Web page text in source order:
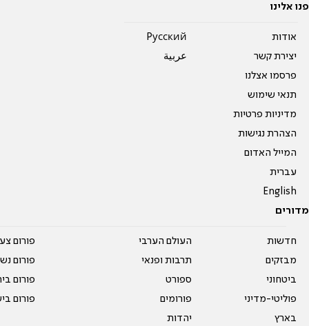
פנו אלינו
אודות
יצירת קשר
פרסמו אצלנו
תנאי שימוש
מדיניות פרטיות
הצהרת נגישות
המייל האדום
עברית
English
Pусский
عربية
מדורים
חדשות
מבזקים
ביטחוני
פוליטי-מדיני
בארץ
העולם הערבי
תרבות ופנאי
ספורט
פורומים
יהדות
פורום
פורום
פורום
פורום